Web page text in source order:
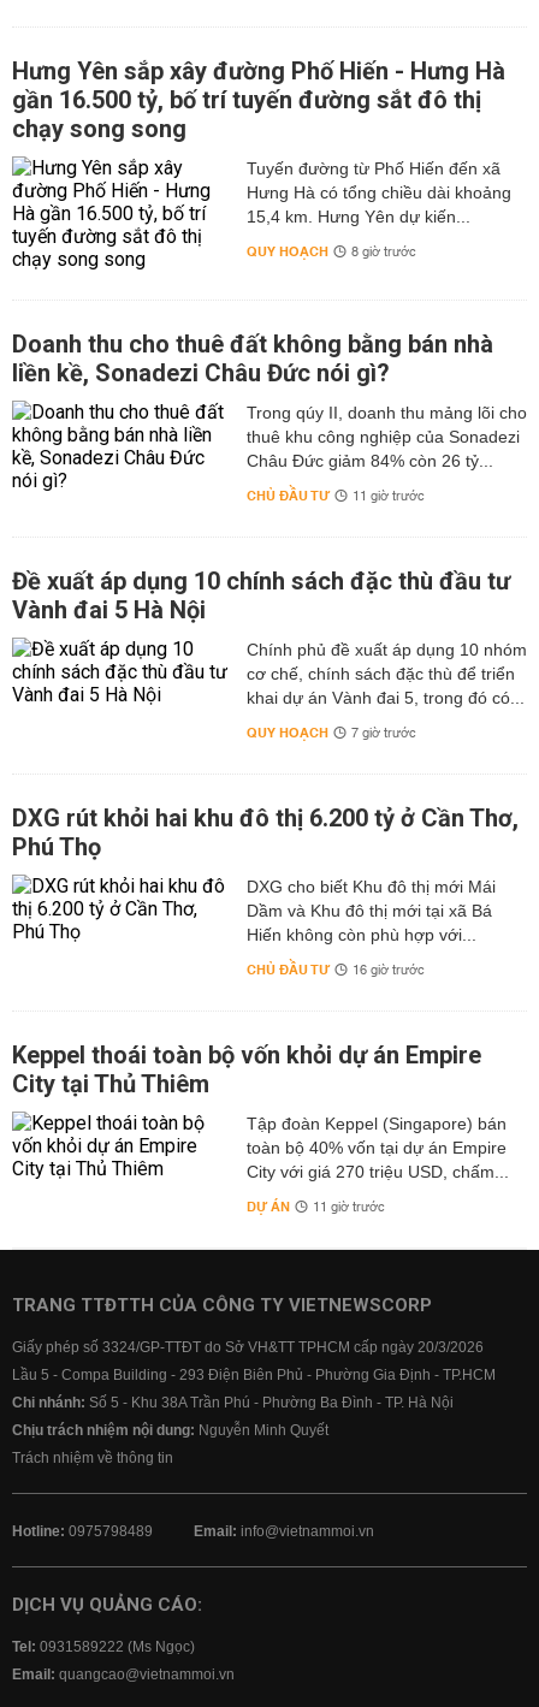
Hưng Yên sắp xây đường Phố Hiến - Hưng Hà
gần 16.500 tỷ, bố trí tuyến đường sắt đô thị
chạy song song
Tuyến đường từ Phố Hiến đến xã
Hưng Hà có tổng chiều dài khoảng
15,4 km. Hưng Yên dự kiến...
QUY HOẠCH 8 giờ trước
Doanh thu cho thuê đất không bằng bán nhà
liền kề, Sonadezi Châu Đức nói gì?
Trong qúy II, doanh thu mảng lõi cho
thuê khu công nghiệp của Sonadezi
Châu Đức giảm 84% còn 26 tỷ...
CHỦ ĐẦU TƯ 11 giờ trước
Đề xuất áp dụng 10 chính sách đặc thù đầu tư
Vành đai 5 Hà Nội
Chính phủ đề xuất áp dụng 10 nhóm
cơ chế, chính sách đặc thù để triển
khai dự án Vành đai 5, trong đó có...
QUY HOẠCH 7 giờ trước
DXG rút khỏi hai khu đô thị 6.200 tỷ ở Cần Thơ,
Phú Thọ
DXG cho biết Khu đô thị mới Mái
Dầm và Khu đô thị mới tại xã Bá
Hiến không còn phù hợp với...
CHỦ ĐẦU TƯ 16 giờ trước
Keppel thoái toàn bộ vốn khỏi dự án Empire
City tại Thủ Thiêm
Tập đoàn Keppel (Singapore) bán
toàn bộ 40% vốn tại dự án Empire
City với giá 270 triệu USD, chấm...
DỰ ÁN 11 giờ trước
TRANG TTĐTTH CỦA CÔNG TY VIETNEWSCORP
Giấy phép số 3324/GP-TTĐT do Sở VH&TT TPHCM cấp ngày 20/3/2026
Lầu 5 - Compa Building - 293 Điện Biên Phủ - Phường Gia Định - TP.HCM
Chi nhánh: Số 5 - Khu 38A Trần Phú - Phường Ba Đình - TP. Hà Nội
Chịu trách nhiệm nội dung: Nguyễn Minh Quyết
Trách nhiệm về thông tin
Hotline: 0975798489 Email: info@vietnammoi.vn
DỊCH VỤ QUẢNG CÁO:
Tel: 0931589222 (Ms Ngọc)
Email: quangcao@vietnammoi.vn